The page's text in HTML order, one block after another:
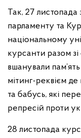
Так, 27 листопада
парламенту та
національному
курсанти разом
вшанували
мітинг-реквієм де
та бабусь, які
репресій проти
28 листопада